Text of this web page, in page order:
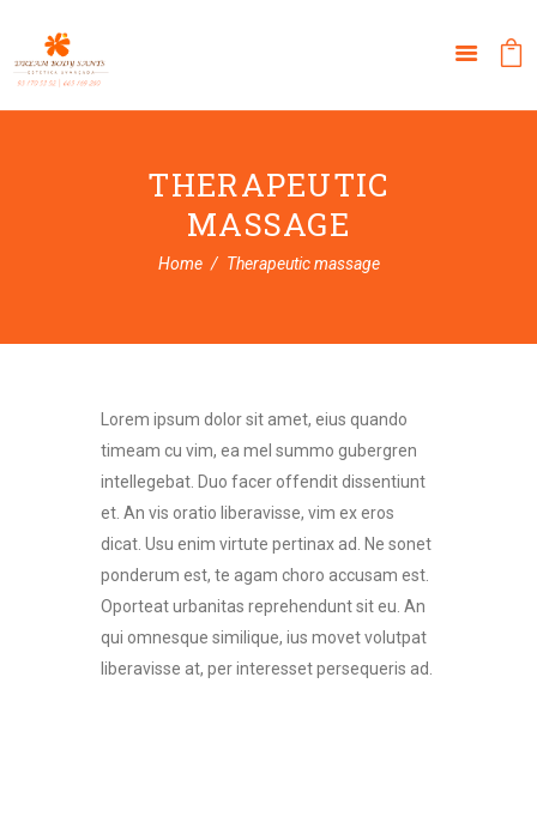
THERAPEUTIC
MASSAGE
Home Therapeutic massage
Lorem ipsum dolor sit amet, eius quando
timeam cu vim, ea mel summo gubergren
intellegebat. Duo facer offendit dissentiunt
et. An vis oratio liberavisse, vim ex eros
dicat. Usu enim virtute pertinax ad. Ne sonet
ponderum est, te agam choro accusam est.
Oporteat urbanitas reprehendunt sit eu. An
qui omnesque similique, ius movet volutpat
liberavisse at, per interesset persequeris ad.